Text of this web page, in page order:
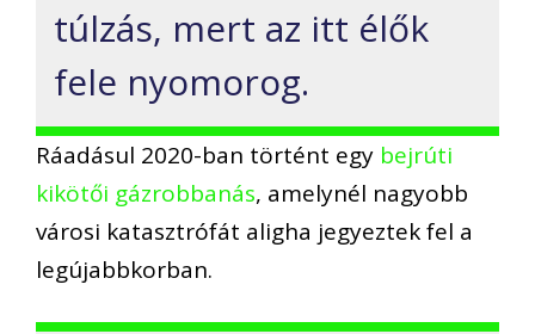
túlzás, mert az itt élők
fele nyomorog.
Ráadásul 2020-ban történt egy bejrúti
kikötői gázrobbanás, amelynél nagyobb
városi katasztrófát aligha jegyeztek fel a
legújabbkorban.